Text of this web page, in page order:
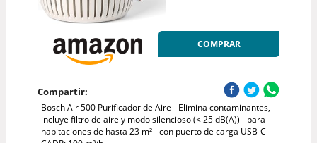
COMPRAR
Compartir:
Bosch Air 500 Purificador de Aire - Elimina contaminantes,
incluye filtro de aire y modo silencioso (< 25 dB(A)) - para
habitaciones de hasta 23 m² - con puerto de carga USB-C -